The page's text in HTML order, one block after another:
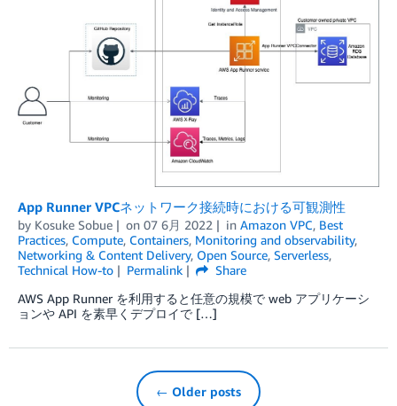
App Runner VPCネットワーク接続時における可観測性
by Kosuke Sobue on 07 6月 2022 in Amazon VPC, Best
Practices, Compute, Containers, Monitoring and observability,
Networking & Content Delivery, Open Source, Serverless,
Technical How-to
Permalink
Share
AWS App Runner を利用すると任意の規模で web アプリケーシ
ョンや API を素早くデプロイで […]
← Older posts